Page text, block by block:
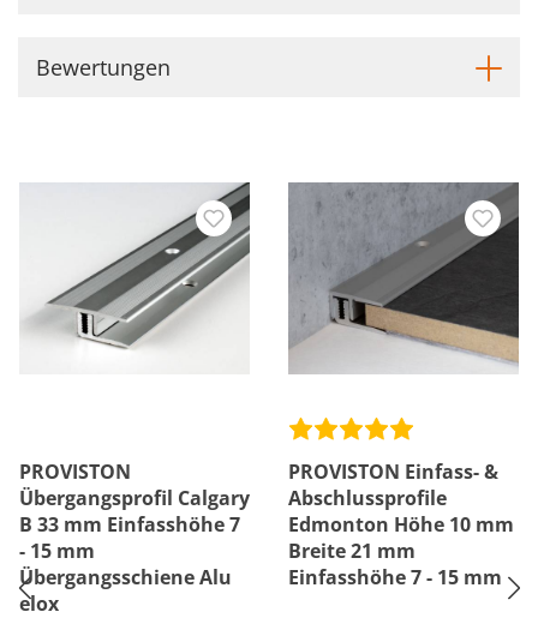
Bewertungen
PROVISTON
Übergangsprofil Calgary
B 33 mm Einfasshöhe 7
- 15 mm
Übergangsschiene Alu
elox
PROVISTON Einfass- &
Abschlussprofile
Edmonton Höhe 10 mm
Breite 21 mm
Einfasshöhe 7 - 15 mm